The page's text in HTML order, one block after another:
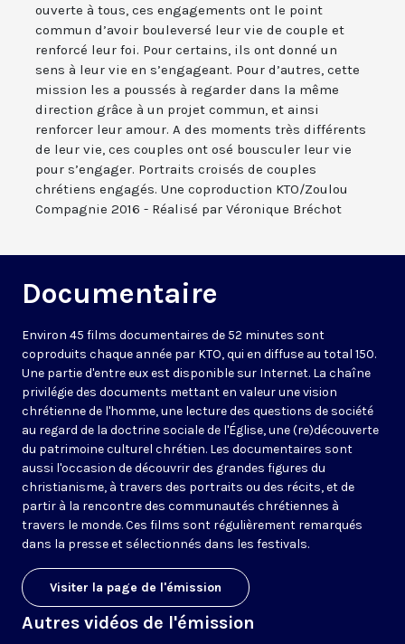
ouverte à tous, ces engagements ont le point
commun d’avoir bouleversé leur vie de couple et
renforcé leur foi. Pour certains, ils ont donné un
sens à leur vie en s’engageant. Pour d’autres, cette
mission les a poussés à regarder dans la même
direction grâce à un projet commun, et ainsi
renforcer leur amour. A des moments très différents
de leur vie, ces couples ont osé bousculer leur vie
pour s’engager. Portraits croisés de couples
chrétiens engagés. Une coproduction KTO/Zoulou
Compagnie 2016 - Réalisé par Véronique Bréchot
Documentaire
Environ 45 films documentaires de 52 minutes sont
coproduits chaque année par KTO, qui en diffuse au total 150.
Une partie d'entre eux est disponible sur Internet. La chaîne
privilégie des documents mettant en valeur une vision
chrétienne de l'homme, une lecture des questions de société
au regard de la doctrine sociale de l'Église, une (re)découverte
du patrimoine culturel chrétien. Les documentaires sont
aussi l'occasion de découvrir des grandes figures du
christianisme, à travers des portraits ou des récits, et de
partir à la rencontre des communautés chrétiennes à
travers le monde. Ces films sont régulièrement remarqués
dans la presse et sélectionnés dans les festivals.
Visiter la page de l'émission
Autres vidéos de l'émission